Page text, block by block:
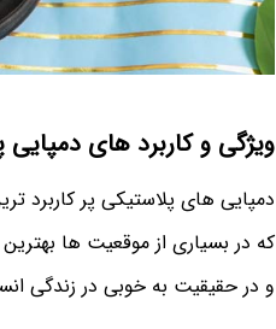
ویژگی و کاربرد های دمپایی
دمپایی های پلاستیکی پر کاربرد
که در بسیاری از موقعیت ها
و در حقیقیت به خوبی در زندگی